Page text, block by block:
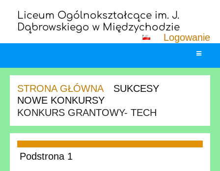
Liceum Ogólnokształcące im. J.
Dąbrowskiego w Międzychodzie
Logowanie
STRONA GŁÓWNA
SUKCESY
NOWE KONKURSY
KONKURS GRANTOWY- TECH
Konkurs
grantowy-
Tech
Podstrona 1